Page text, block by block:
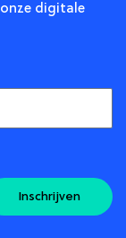
digitale
Inschrijven